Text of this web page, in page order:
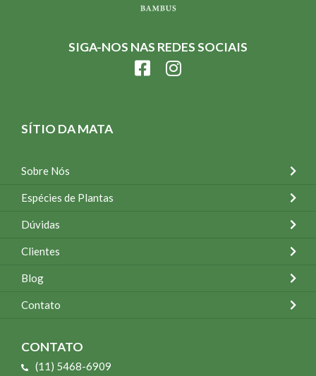
SIGA-NOS NAS REDES SOCIAIS
SÍTIO DA MATA
Sobre Nós
Espécies de Plantas
Dúvidas
Clientes
Blog
Contato
CONTATO
(11) 5468-6909